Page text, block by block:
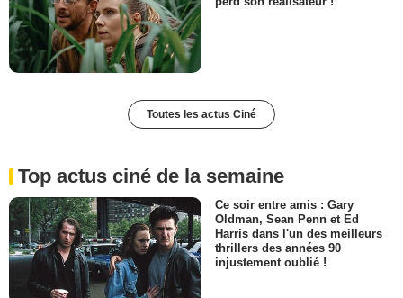
Toutes les actus Ciné
Top actus ciné de la semaine
Ce soir entre amis : Gary
Oldman, Sean Penn et Ed
Harris dans l'un des meilleurs
thrillers des années 90
injustement oublié !